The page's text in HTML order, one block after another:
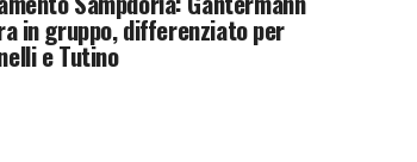
in gruppo, differenziato per
e Tutino